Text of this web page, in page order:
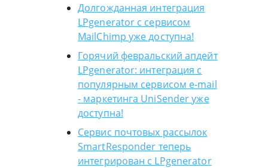
Долгожданная интеграция
LPgenerator с сервисом
MailChimp уже доступна!
Горячий февральский апдейт
LPgenerator: интеграция с
популярным сервисом e-mail
- маркетинга UniSender уже
доступна!
Сервис почтовых рассылок
SmartResponder теперь
интегрирован с LPgenerator